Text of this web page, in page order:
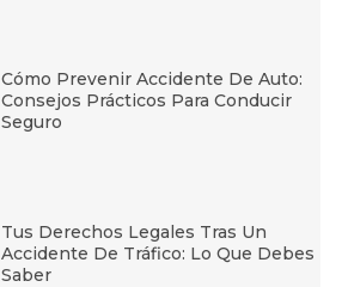
Cómo Prevenir Accidente De Auto:
Consejos Prácticos Para Conducir
Seguro
Tus Derechos Legales Tras Un
Accidente De Tráfico: Lo Que Debes
Saber